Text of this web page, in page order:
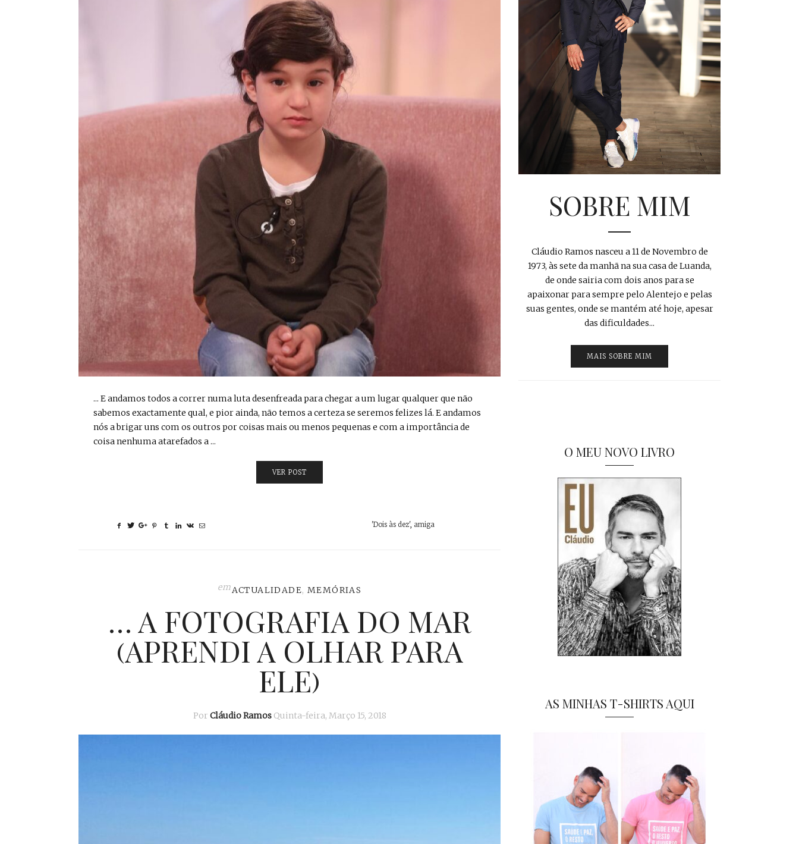
... E andamos todos a correr numa luta desenfreada para chegar a um lugar qualquer que não
sabemos exactamente qual, e pior ainda, não temos a certeza se seremos felizes lá. E andamos
nós a brigar uns com os outros por coisas mais ou menos pequenas e com a importância de
coisa nenhuma atarefados a ...
VER POST
'Dois às dez', amiga
emACTUALIDADE, MEMÓRIAS
… A FOTOGRAFIA DO MAR
(APRENDI A OLHAR PARA
ELE)
Por Cláudio Ramos Quinta-feira, Março 15, 2018
SOBRE MIM
Cláudio Ramos nasceu a 11 de Novembro de
1973, às sete da manhã na sua casa de Luanda,
de onde sairia com dois anos para se
apaixonar para sempre pelo Alentejo e pelas
suas gentes, onde se mantém até hoje, apesar
das dificuldades...
MAIS SOBRE MIM
O MEU NOVO LIVRO
AS MINHAS T-SHIRTS AQUI